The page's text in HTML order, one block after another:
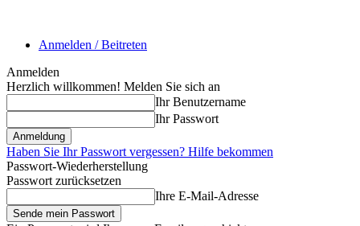
Anmelden / Beitreten
Anmelden
Herzlich willkommen! Melden Sie sich an
Ihr Benutzername
Ihr Passwort
Haben Sie Ihr Passwort vergessen? Hilfe bekommen
Passwort-Wiederherstellung
Passwort zurücksetzen
Ihre E-Mail-Adresse